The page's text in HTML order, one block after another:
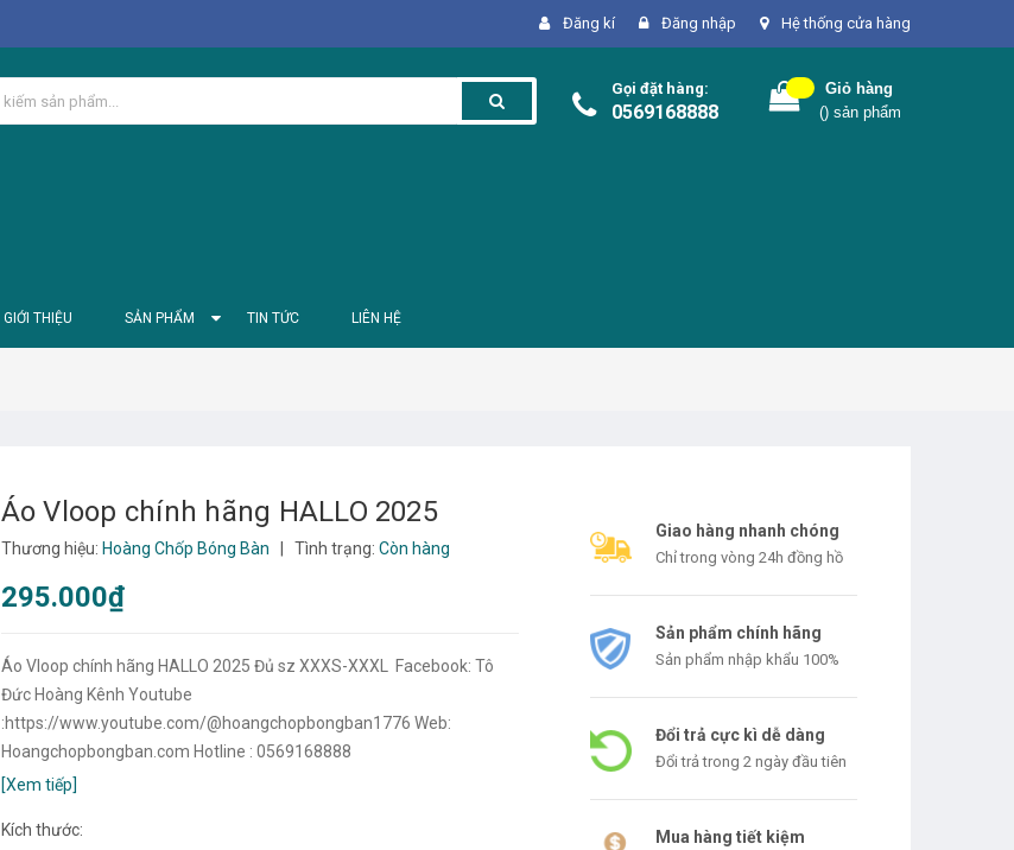
Đăng kí Đăng nhập Hệ thống cửa hàng
Gọi đặt hàng:
0569168888
Giỏ hàng
() sản phẩm
GIỚI THIỆU SẢN PHẨM TIN TỨC LIÊN HỆ
Áo Vloop chính hãng HALLO 2025
Thương hiệu: Hoàng Chốp Bóng Bàn Tình trạng: Còn hàng
295.000₫
Áo Vloop chính hãng HALLO 2025 Đủ sz XXXS-XXXL Facebook: Tô
Đức Hoàng Kênh Youtube
:https://www.youtube.com/@hoangchopbongban1776 Web:
Hoangchopbongban.com Hotline : 0569168888
[Xem tiếp]
Kích thước:
Giao hàng nhanh chóng
Chỉ trong vòng 24h đồng hồ
Sản phẩm chính hãng
Sản phẩm nhập khẩu 100%
Đổi trả cực kì dễ dàng
Đổi trả trong 2 ngày đầu tiên
Mua hàng tiết kiệm